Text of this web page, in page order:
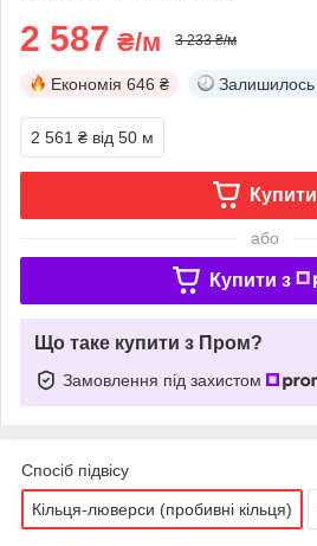
2 587 ₴/м 3 233 ₴/м
Економія 646 ₴ Залишилось
2 561 ₴ від 50 м
Купити
або
Купити з
Що таке купити з Пром?
Замовлення під захистом
Спосіб підвісу
Кільця-люверси (пробивні кільця)